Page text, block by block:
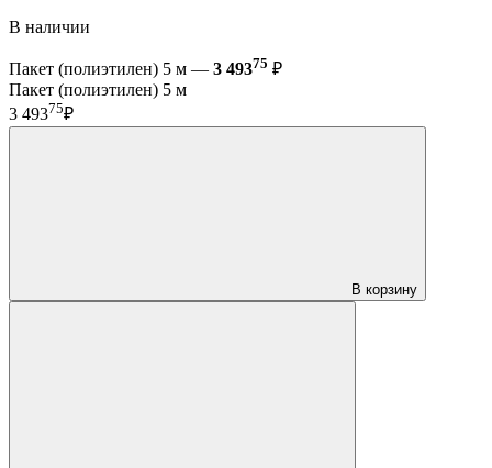
В наличии
Пакет (полиэтилен) 5 м — 3 49375 ₽
Пакет (полиэтилен) 5 м
3 49375₽
В корзину